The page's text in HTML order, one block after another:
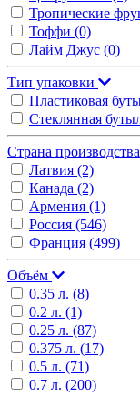
Тропические
Тоффи (0)
Лайм Джус (0)
Тип упаковки
Пластиковая
Стеклянная
Страна производства
Латвия (2)
Канада (2)
Армения (1)
Россия (546)
Франция (499)
Объём
0.35 л. (8)
0.2 л. (1)
0.25 л. (87)
0.375 л. (17)
0.5 л. (71)
0.7 л. (200)